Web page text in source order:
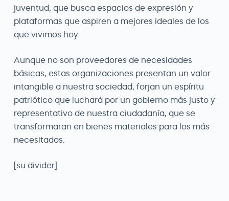
juventud, que busca espacios de expresión y
plataformas que aspiren a mejores ideales de los
que vivimos hoy.
Aunque no son proveedores de necesidades
básicas, estas organizaciones presentan un valor
intangible a nuestra sociedad, forjan un espíritu
patriótico que luchará por un gobierno más justo y
representativo de nuestra ciudadanía, que se
transformaran en bienes materiales para los más
necesitados.
[su_divider]